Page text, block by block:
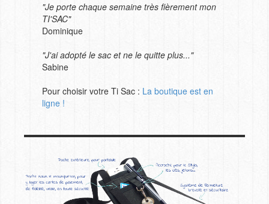
"Je porte chaque semaine très fièrement mon
TI'SAC"
Dominique
"J'ai adopté le sac et ne le quitte plus..."
Sabine
Pour choisir votre Ti Sac : La boutique est en
ligne !